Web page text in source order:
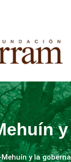
Mehuín y la